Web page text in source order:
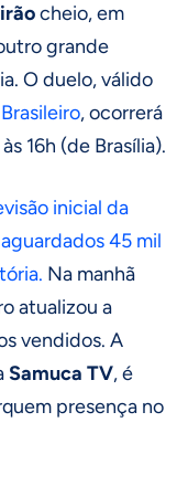
cheio, em
grande
O duelo, válido
, ocorrerá
16h (de Brasília).
inicial da
45 mil
Na manhã
atualizou a
vendidos. A
Samuca TV, é
presença no